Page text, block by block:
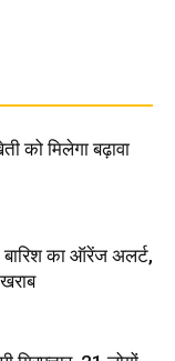
को मिलेगा बढ़ावा
बारिश का ऑरेंज अलर्ट,